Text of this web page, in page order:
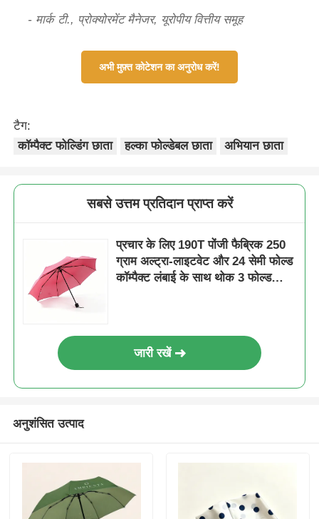
- मार्क टी., प्रोक्योरमेंट मैनेजर, यूरोपीय वित्तीय समूह
अभी मुफ़्त कोटेशन का अनुरोध करें!
टैग:
कॉम्पैक्ट फोल्डिंग छाता
हल्का फोल्डेबल छाता अभियान छाता
सबसे उत्तम प्रतिदान प्राप्त करें
प्रचार के लिए 190T पोंजी फैब्रिक 250
ग्राम अल्ट्रा-लाइटवेट और 24 सेमी फोल्ड
कॉम्पैक्ट लंबाई के साथ थोक 3 फोल्ड
जारी रखें
अनुशंसित उत्पाद